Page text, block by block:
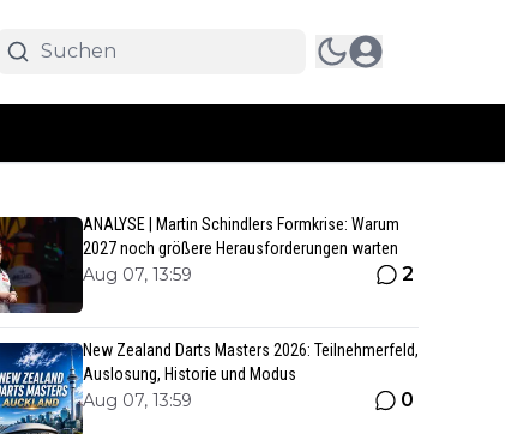
ANALYSE | Martin Schindlers Formkrise: Warum
2027 noch größere Herausforderungen warten
Aug 07, 13:59 2
New Zealand Darts Masters 2026: Teilnehmerfeld,
Auslosung, Historie und Modus
Aug 07, 13:59 0